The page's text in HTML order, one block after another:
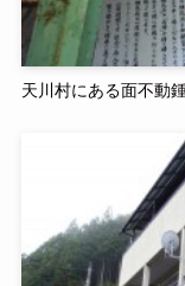
天川村にある面不動